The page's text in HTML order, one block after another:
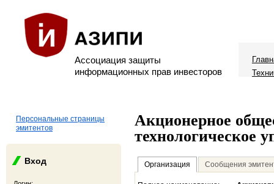
Ассоциация защиты
информационных прав инвесторов
Персональные страницы
эмитентов
Вход
Акционерное
технологическое
Организация Сообщения